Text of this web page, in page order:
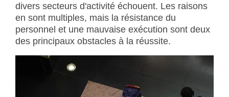
divers secteurs d'activité échouent. Les raisons
en sont multiples, mais la résistance du
personnel et une mauvaise exécution sont deux
des principaux obstacles à la réussite.